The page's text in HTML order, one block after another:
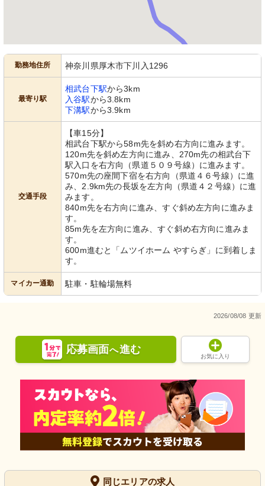
勤務地住所 神奈川県厚木市下川入1296
最寄り駅
相武台下駅から3km
入谷駅から3.8km
下溝駅から3.9km
交通手段
【車15分】
相武台下駅から58m先を斜め右方向に進みます。
120m先を斜め左方向に進み、270m先の相武台下
駅入口を右方向（県道５０９号線）に進みます。
570m先の座間下宿を右方向（県道４６号線）に進
み、2.9km先の長坂を左方向（県道４２号線）に進
みます。
840m先を右方向に進み、すぐ斜め左方向に進みま
す。
85m先を左方向に進み、すぐ斜め右方向に進みま
す。
600m進むと「ムツイホーム やすらぎ」に到着しま
す。
マイカー通勤 駐車・駐輪場無料
2026/08/08 更新
応募画面へ進む
お気に入り
同じエリアの求人